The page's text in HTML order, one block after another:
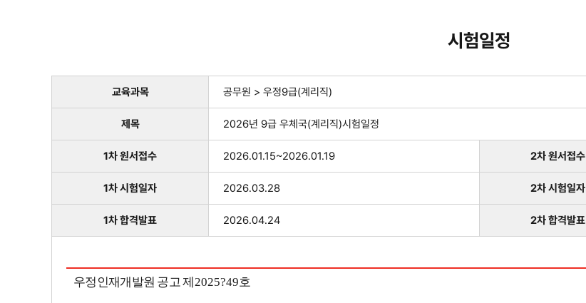
시험일정
교육과목 공무원 > 우정9급(계리직)
제목 2026년 9급 우체국(계리직)시험일정
1차 원서접수 2026.01.15~2026.01.19 2차 원서접수
1차 시험일자 2026.03.28 2차 시험일자
1차 합격발표 2026.04.24 2차 합격발표
우정인재개발원 공고 제2025?49호